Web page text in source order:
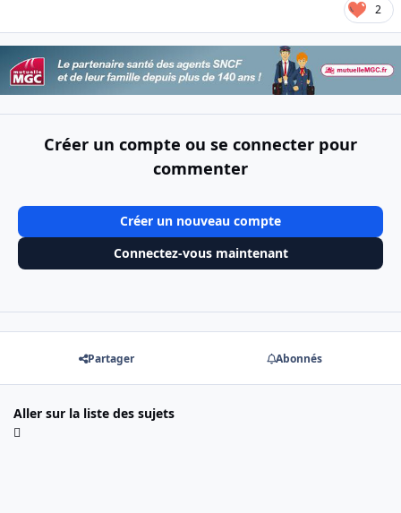
2
Créer un compte ou se connecter pour
commenter
Créer un nouveau compte
Connectez-vous maintenant
Partager Abonnés
Aller sur la liste des sujets